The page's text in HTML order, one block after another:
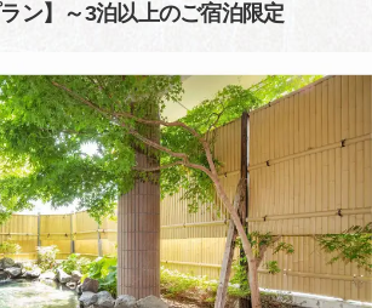
ラン】～3泊以上のご宿泊限定